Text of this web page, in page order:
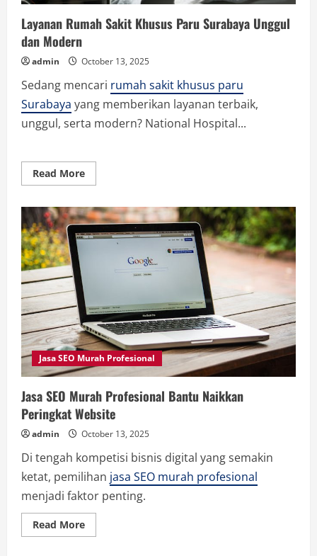
Layanan Rumah Sakit Khusus Paru Surabaya Unggul
dan Modern
admin October 13, 2025
Sedang mencari rumah sakit khusus paru
Surabaya yang memberikan layanan terbaik,
unggul, serta modern? National Hospital...
Read MoreRead
more
Rumah
Sakit
Khusus
Paru
Jasa SEO Murah Profesional
Jasa SEO Murah Profesional Bantu Naikkan
Peringkat Website
admin October 13, 2025
Di tengah kompetisi bisnis digital yang semakin
ketat, pemilihan jasa SEO murah profesional
menjadi faktor penting.
Read MoreRead
more